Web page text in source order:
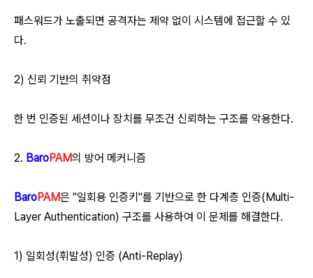
패스워드가 노출되면 공격자는 제약 없이 시스템에 접근할 수 있
다.
2) 신뢰 기반의 취약점
한 번 인증된 세션이나 장치를 무조건 신뢰하는 구조를 악용한다.
2. BaroPAM의 방어 메커니즘
BaroPAM은 "일회용 인증키"를 기반으로 한 다계층 인증(Multi-
Layer Authentication) 구조를 사용하여 이 문제를 해결한다.
1) 일회성(휘발성) 인증 (Anti-Replay)